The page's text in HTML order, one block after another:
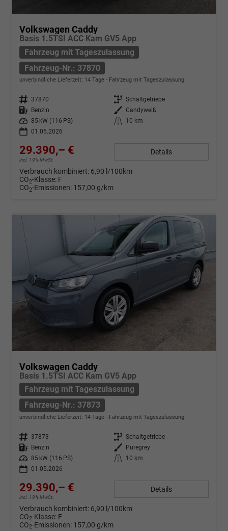
Volkswagen Caddy
Basis 1.5TSI ACC Kam GV5 App
Fahrzeug mit Tageszulassung
Fahrzeug-Nr.: 37870
unverbindliche Lieferzeit: 14 Tage Fahrzeug mit Tageszulassung
Fahrzeug-Nr. 37870 Getriebe Schaltgetriebe
Kraftstoff
Benzin Außenfarbe Candyweiß
Leistung
85 kW (116 PS) Kilometerstand
10 km
01.05.2026
29.390,– €
incl. 19% MwSt.
Details
Verbrauch kombiniert: 6,90 l/100km
CO2-Klasse: F
CO2-Emissionen: 157,00 g/km
Volkswagen Caddy
Basis 1.5TSI ACC Kam GV5 App
Fahrzeug mit Tageszulassung
Fahrzeug-Nr.: 37873
unverbindliche Lieferzeit: 14 Tage Fahrzeug mit Tageszulassung
Fahrzeug-Nr. 37873 Getriebe Schaltgetriebe
Kraftstoff Benzin Außenfarbe
Puregrey
Leistung
85 kW (116 PS) Kilometerstand
10 km
01.05.2026
29.390,– €
incl. 19% MwSt.
Details
Verbrauch kombiniert: 6,90 l/100km
CO2-Klasse: F
CO2-Emissionen: 157,00 g/km